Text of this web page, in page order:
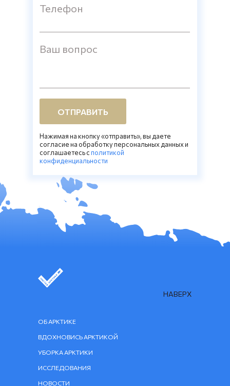
Телефон
Ваш вопрос
ОТПРАВИТЬ
Нажимая на кнопку «отправить», вы даете
согласие на обработку персональных данных и
соглашаетесь cполитикой
конфиденциальности
НАВЕРХ
ВДОХНОВИСЬ АРКТИКОЙ
ОБ АРКТИКЕ
ИССЛЕДОВАНИЯ
УБОРКА АРКТИКИ
НОВОСТИ